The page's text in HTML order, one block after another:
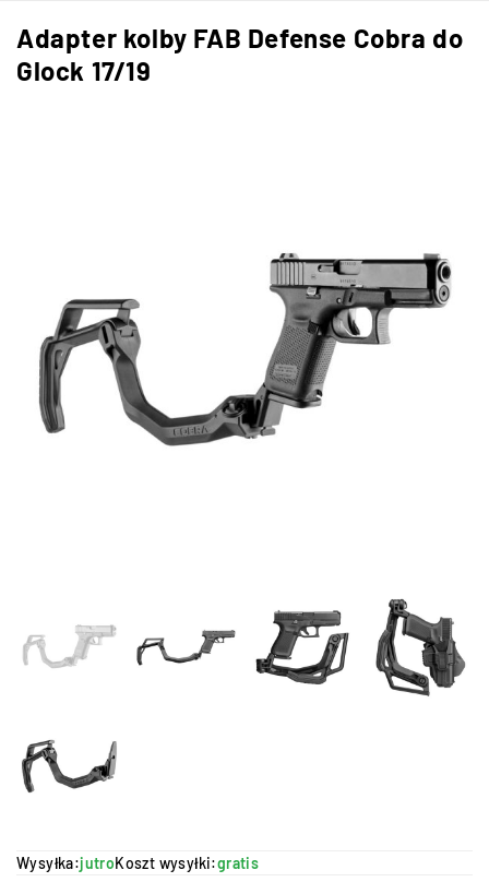
Adapter kolby FAB Defense Cobra do
Glock 17/19
Wysyłka:jutroKoszt wysyłki:gratis